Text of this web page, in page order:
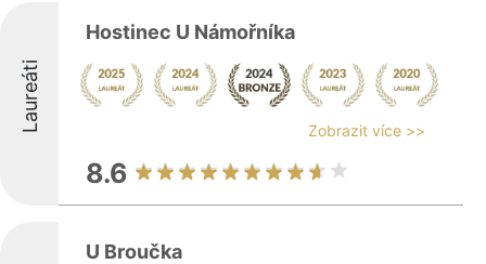
Laureáti
Hostinec U Námořníka
Zobrazit více >>
8.6
U Broučka